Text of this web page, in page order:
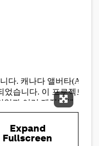
Expand
Expand
Fullscreen